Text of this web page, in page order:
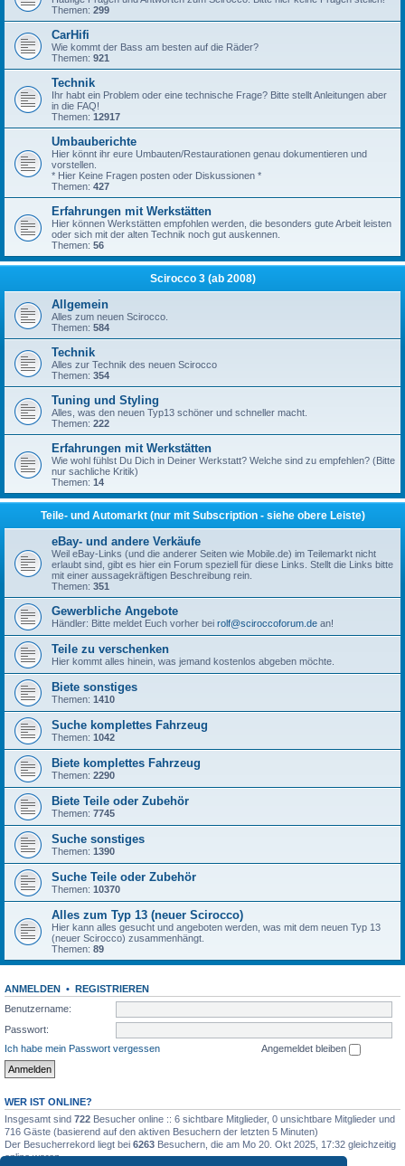
Themen: 299
CarHifi
Wie kommt der Bass am besten auf die Räder?
Themen: 921
Technik
Ihr habt ein Problem oder eine technische Frage? Bitte stellt Anleitungen aber
in die FAQ!
Themen: 12917
Umbauberichte
Hier könnt ihr eure Umbauten/Restaurationen genau dokumentieren und
vorstellen.
* Hier Keine Fragen posten oder Diskussionen *
Themen: 427
Erfahrungen mit Werkstätten
Hier können Werkstätten empfohlen werden, die besonders gute Arbeit leisten
oder sich mit der alten Technik noch gut auskennen.
Themen: 56
Scirocco 3 (ab 2008)
Allgemein
Alles zum neuen Scirocco.
Themen: 584
Technik
Alles zur Technik des neuen Scirocco
Themen: 354
Tuning und Styling
Alles, was den neuen Typ13 schöner und schneller macht.
Themen: 222
Erfahrungen mit Werkstätten
Wie wohl fühlst Du Dich in Deiner Werkstatt? Welche sind zu empfehlen? (Bitte
nur sachliche Kritik)
Themen: 14
Teile- und Automarkt (nur mit Subscription - siehe obere Leiste)
eBay- und andere Verkäufe
Weil eBay-Links (und die anderer Seiten wie Mobile.de) im Teilemarkt nicht
erlaubt sind, gibt es hier ein Forum speziell für diese Links. Stellt die Links bitte
mit einer aussagekräftigen Beschreibung rein.
Themen: 351
Gewerbliche Angebote
Händler: Bitte meldet Euch vorher bei rolf@sciroccoforum.de an!
Teile zu verschenken
Hier kommt alles hinein, was jemand kostenlos abgeben möchte.
Biete sonstiges
Themen: 1410
Suche komplettes Fahrzeug
Themen: 1042
Biete komplettes Fahrzeug
Themen: 2290
Biete Teile oder Zubehör
Themen: 7745
Suche sonstiges
Themen: 1390
Suche Teile oder Zubehör
Themen: 10370
Alles zum Typ 13 (neuer Scirocco)
Hier kann alles gesucht und angeboten werden, was mit dem neuen Typ 13
(neuer Scirocco) zusammenhängt.
Themen: 89
ANMELDEN • REGISTRIEREN
Benutzername:
Passwort:
Ich habe mein Passwort vergessen
Angemeldet bleiben
WER IST ONLINE?
Insgesamt sind 722 Besucher online :: 6 sichtbare Mitglieder, 0 unsichtbare Mitglieder und
716 Gäste (basierend auf den aktiven Besuchern der letzten 5 Minuten)
Der Besucherrekord liegt bei 6263 Besuchern, die am Mo 20. Okt 2025, 17:32 gleichzeitig
online waren.